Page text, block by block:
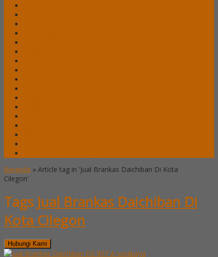
Beranda » Article tag in 'Jual Brankas Daichiban Di Kota
Cilegon'
Tags Jual Brankas Daichiban Di
Kota Cilegon
Hubungi Kami